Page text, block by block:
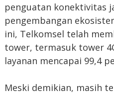
penguatan konektivitas
pengembangan
ini, Telkomsel telah
tower, termasuk tower
layanan mencapai 99,4
Meski demikian, masih